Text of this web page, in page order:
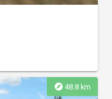
explore 48.8 km